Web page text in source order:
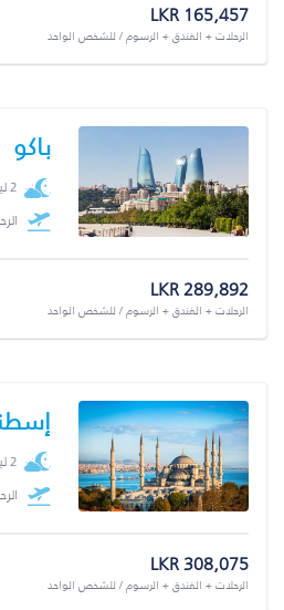
LKR 165,457
الرحلات + الفندق + الرسوم / للشخص الواحد
باكو
2 ليال
LKR 289,892
الرحلات + الفندق + الرسوم / للشخص الواحد
2 ليال
LKR 308,075
الرحلات + الفندق + الرسوم / للشخص الواحد